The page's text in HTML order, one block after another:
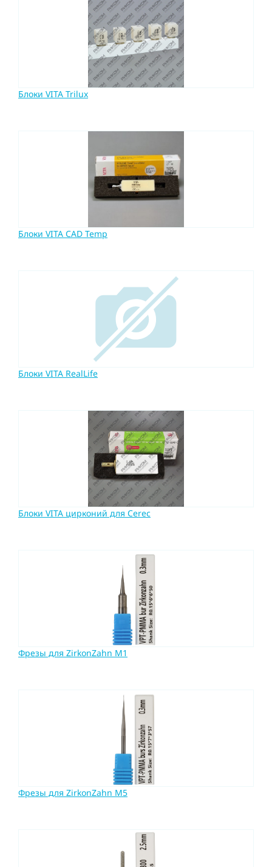
Блоки VITA Trilux
Блоки VITA CAD Temp
Блоки VITA RealLife
Блоки VITA цирконий для Cerec
Фрезы для ZirkonZahn M1
Фрезы для ZirkonZahn M5